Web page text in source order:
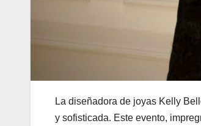
La diseñadora de joyas Kelly
y sofisticada. Este evento,